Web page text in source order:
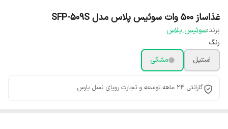
غذاساز ۵۰۰ وات سوئیس پلاس مدل SFP-509S
برند:سوئیس پلاس
رنگ
استیل
مشکی
گارانتی 24 ماهه توسعه و تجارت رویای نسل پارس